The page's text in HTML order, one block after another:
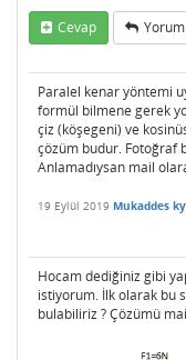
Cevap Yorum
Paralel kenar yöntemi
formül bilmene gerek
çiz (köşegeni) ve
çözüm budur. Fotoğraf
Anlamadıysan mail
19 Eylül 2019 Mukaddes ky
Hocam dediğiniz gibi
istiyorum. İlk olarak bu
bulabiliriz ? Çözümü